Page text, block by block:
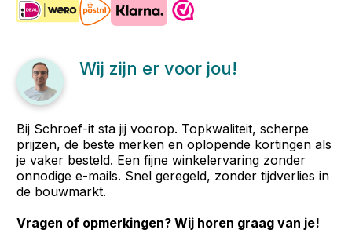
Wij zijn er voor jou!
Bij Schroef-it sta jij voorop. Topkwaliteit, scherpe
prijzen, de beste merken en oplopende kortingen als
je vaker besteld. Een fijne winkelervaring zonder
onnodige e-mails. Snel geregeld, zonder tijdverlies in
de bouwmarkt.
Vragen of opmerkingen? Wij horen graag van je!